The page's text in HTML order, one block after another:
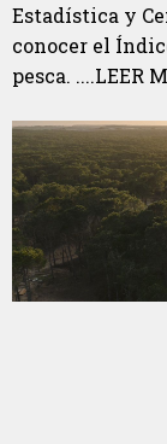
Estadística y
conocer el
pesca. ....LEER